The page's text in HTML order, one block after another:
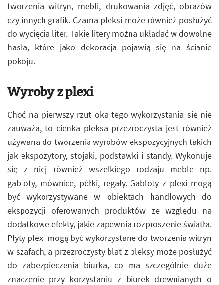
tworzenia witryn, mebli, drukowania zdjęć, obrazów
czy innych grafik. Czarna pleksi może również posłużyć
do wycięcia liter. Takie litery można układać w dowolne
hasła, które jako dekoracja pojawią się na ścianie
pokoju.
Wyroby z plexi
Choć na pierwszy rzut oka tego wykorzystania się nie
zauważa, to cienka pleksa przezroczysta jest również
używana do tworzenia wyrobów ekspozycyjnych takich
jak ekspozytory, stojaki, podstawki i standy. Wykonuje
się z niej również wszelkiego rodzaju meble np.
gabloty, mównice, półki, regały. Gabloty z plexi mogą
być wykorzystywane w obiektach handlowych do
ekspozycji oferowanych produktów ze względu na
dodatkowe efekty, jakie zapewnia rozproszenie światła.
Płyty plexi mogą być wykorzystane do tworzenia witryn
w szafach, a przezroczysty blat z pleksy może posłużyć
do zabezpieczenia biurka, co ma szczególnie duże
znaczenie przy korzystaniu z biurek drewnianych o